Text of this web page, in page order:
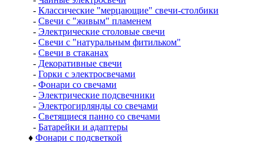
- Классические "мерцающие" свечи-столбики
- Свечи с "живым" пламенем
- Электрические столовые свечи
- Свечи с "натуральным фитильком"
- Свечи в стаканах
- Декоративные свечи
- Горки с электросвечами
- Фонари со свечами
- Электрические подсвечники
- Электрогирлянды со свечами
- Светящиеся панно со свечами
- Батарейки и адаптеры
♦ Фонари с подсветкой